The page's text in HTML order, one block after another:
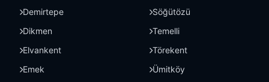
Demirtepe
Dikmen
Elvankent
Emek
Söğütözü
Temelli
Törekent
Ümitköy